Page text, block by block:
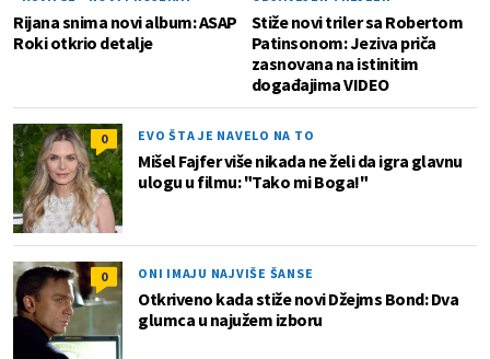
Rijana snima novi album: ASAP
Roki otkrio detalje
Stiže novi triler sa Robertom
Patinsonom: Jeziva priča
zasnovana na istinitim
događajima VIDEO
0 EVO ŠTA JE NAVELO NA TO
Mišel Fajfer više nikada ne želi da igra glavnu
ulogu u filmu: "Tako mi Boga!"
0 ONI IMAJU NAJVIŠE ŠANSE
Otkriveno kada stiže novi Džejms Bond: Dva
glumca u najužem izboru